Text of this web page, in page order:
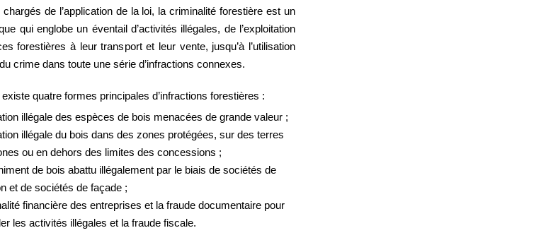
de l’application de la loi, la criminalité forestière est un
qui englobe un éventail d’activités illégales, de l’exploitation
forestières à leur transport et leur vente, jusqu’à l’utilisation
crime dans toute une série d’infractions connexes.
quatre formes principales d’infractions forestières :
illégale des espèces de bois menacées de grande valeur ;
illégale du bois dans des zones protégées, sur des terres
ou en dehors des limites des concessions ;
de bois abattu illégalement par le biais de sociétés de
et de sociétés de façade ;
financière des entreprises et la fraude documentaire pour
les activités illégales et la fraude fiscale.